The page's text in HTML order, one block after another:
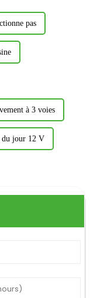
pas
à 3 voies
du jour 12 V